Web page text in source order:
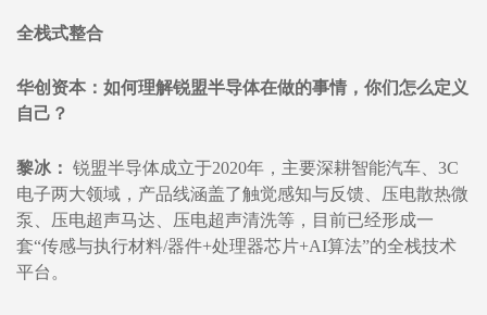
全栈式整合
华创资本：如何理解锐盟半导体在做的事情，你们怎么定义
自己？
黎冰： 锐盟半导体成立于2020年，主要深耕智能汽车、3C
电子两大领域，产品线涵盖了触觉感知与反馈、压电散热微
泵、压电超声马达、压电超声清洗等，目前已经形成一
套“传感与执行材料/器件+处理器芯片+AI算法”的全栈技术
平台。